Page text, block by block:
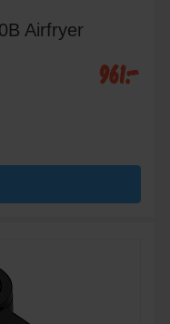
Airfryer
961:-